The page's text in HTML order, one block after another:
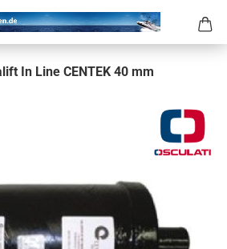
In Line CEN­TEK 40 mm